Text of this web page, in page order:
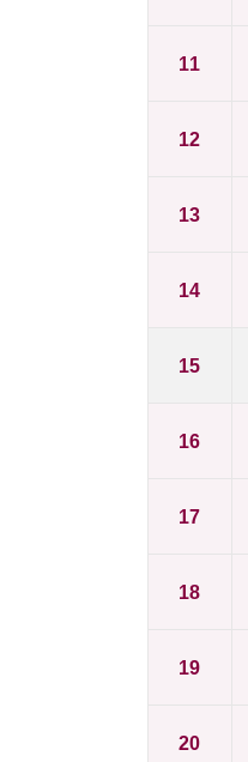
11
12
13
14
15
16
17
18
19
20